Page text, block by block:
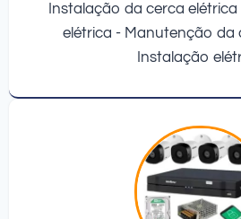
Instalação da cerca
elétrica - Manutenção da
Instalação